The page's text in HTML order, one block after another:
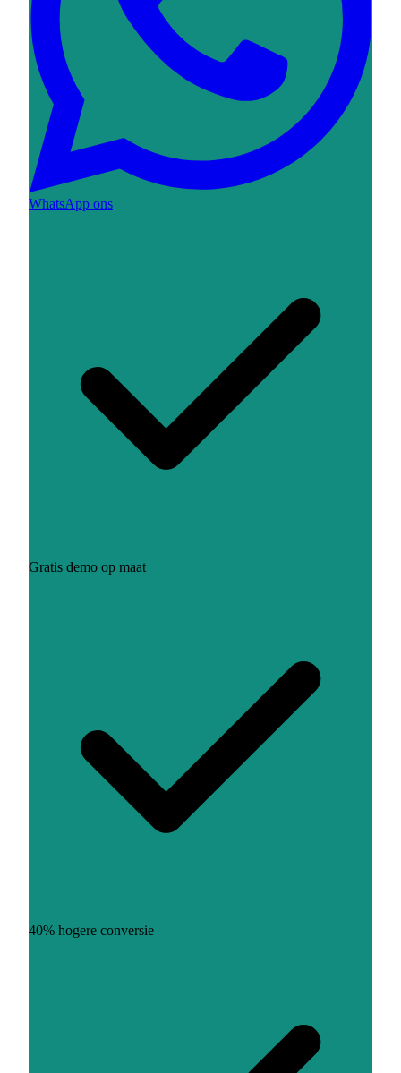
WhatsApp ons
Gratis demo op maat
40% hogere conversie